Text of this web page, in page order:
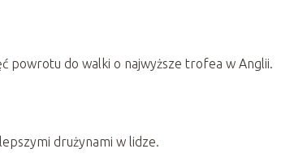
powrotu do walki o najwyższe trofea w Anglii.
drużynami w lidze.